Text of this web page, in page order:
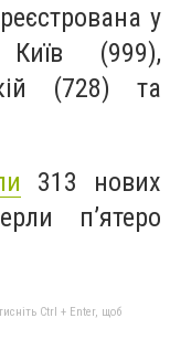
у
(999),
(728) та
313 нових
п’ятеро
Ctrl + Enter, щоб